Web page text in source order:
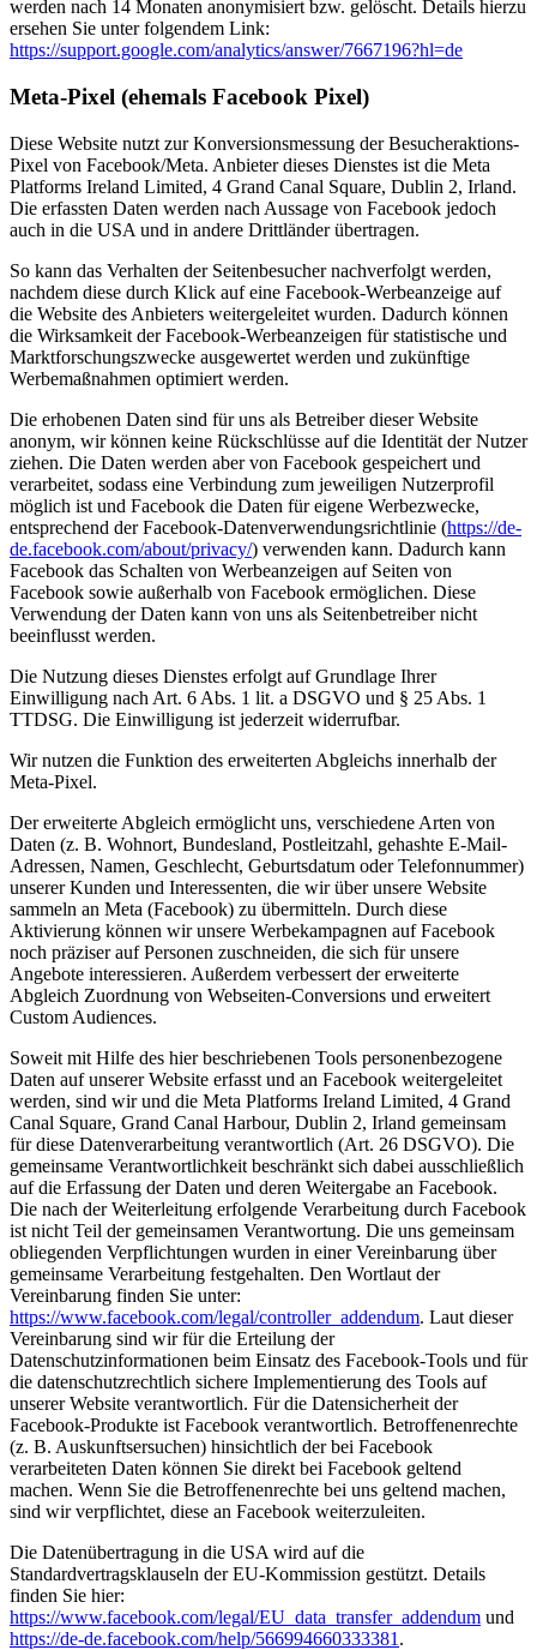
werden nach 14 Monaten anonymisiert bzw. gelöscht. Details hierzu
ersehen Sie unter folgendem Link:
https://support.google.com/analytics/answer/7667196?hl=de
Meta-Pixel (ehemals Facebook Pixel)
Diese Website nutzt zur Konversionsmessung der Besucheraktions-
Pixel von Facebook/Meta. Anbieter dieses Dienstes ist die Meta
Platforms Ireland Limited, 4 Grand Canal Square, Dublin 2, Irland.
Die erfassten Daten werden nach Aussage von Facebook jedoch
auch in die USA und in andere Drittländer übertragen.
So kann das Verhalten der Seitenbesucher nachverfolgt werden,
nachdem diese durch Klick auf eine Facebook-Werbeanzeige auf
die Website des Anbieters weitergeleitet wurden. Dadurch können
die Wirksamkeit der Facebook-Werbeanzeigen für statistische und
Marktforschungszwecke ausgewertet werden und zukünftige
Werbemaßnahmen optimiert werden.
Die erhobenen Daten sind für uns als Betreiber dieser Website
anonym, wir können keine Rückschlüsse auf die Identität der Nutzer
ziehen. Die Daten werden aber von Facebook gespeichert und
verarbeitet, sodass eine Verbindung zum jeweiligen Nutzerprofil
möglich ist und Facebook die Daten für eigene Werbezwecke,
entsprechend der Facebook-Datenverwendungsrichtlinie (https://de-
de.facebook.com/about/privacy/) verwenden kann. Dadurch kann
Facebook das Schalten von Werbeanzeigen auf Seiten von
Facebook sowie außerhalb von Facebook ermöglichen. Diese
Verwendung der Daten kann von uns als Seitenbetreiber nicht
beeinflusst werden.
Die Nutzung dieses Dienstes erfolgt auf Grundlage Ihrer
Einwilligung nach Art. 6 Abs. 1 lit. a DSGVO und § 25 Abs. 1
TTDSG. Die Einwilligung ist jederzeit widerrufbar.
Wir nutzen die Funktion des erweiterten Abgleichs innerhalb der
Meta-Pixel.
Der erweiterte Abgleich ermöglicht uns, verschiedene Arten von
Daten (z. B. Wohnort, Bundesland, Postleitzahl, gehashte E-Mail-
Adressen, Namen, Geschlecht, Geburtsdatum oder Telefonnummer)
unserer Kunden und Interessenten, die wir über unsere Website
sammeln an Meta (Facebook) zu übermitteln. Durch diese
Aktivierung können wir unsere Werbekampagnen auf Facebook
noch präziser auf Personen zuschneiden, die sich für unsere
Angebote interessieren. Außerdem verbessert der erweiterte
Abgleich Zuordnung von Webseiten-Conversions und erweitert
Custom Audiences.
Soweit mit Hilfe des hier beschriebenen Tools personenbezogene
Daten auf unserer Website erfasst und an Facebook weitergeleitet
werden, sind wir und die Meta Platforms Ireland Limited, 4 Grand
Canal Square, Grand Canal Harbour, Dublin 2, Irland gemeinsam
für diese Datenverarbeitung verantwortlich (Art. 26 DSGVO). Die
gemeinsame Verantwortlichkeit beschränkt sich dabei ausschließlich
auf die Erfassung der Daten und deren Weitergabe an Facebook.
Die nach der Weiterleitung erfolgende Verarbeitung durch Facebook
ist nicht Teil der gemeinsamen Verantwortung. Die uns gemeinsam
obliegenden Verpflichtungen wurden in einer Vereinbarung über
gemeinsame Verarbeitung festgehalten. Den Wortlaut der
Vereinbarung finden Sie unter:
https://www.facebook.com/legal/controller_addendum. Laut dieser
Vereinbarung sind wir für die Erteilung der
Datenschutzinformationen beim Einsatz des Facebook-Tools und für
die datenschutzrechtlich sichere Implementierung des Tools auf
unserer Website verantwortlich. Für die Datensicherheit der
Facebook-Produkte ist Facebook verantwortlich. Betroffenenrechte
(z. B. Auskunftsersuchen) hinsichtlich der bei Facebook
verarbeiteten Daten können Sie direkt bei Facebook geltend
machen. Wenn Sie die Betroffenenrechte bei uns geltend machen,
sind wir verpflichtet, diese an Facebook weiterzuleiten.
Die Datenübertragung in die USA wird auf die
Standardvertragsklauseln der EU-Kommission gestützt. Details
finden Sie hier:
https://www.facebook.com/legal/EU_data_transfer_addendum und
https://de-de.facebook.com/help/566994660333381 .